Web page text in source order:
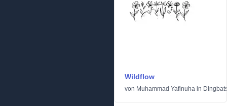
Wildflow
von Muhammad Yafinuha in